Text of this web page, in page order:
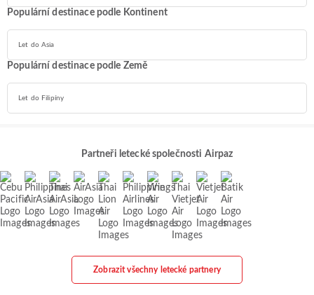
Populární destinace podle Kontinent
Let do Asia
Populární destinace podle Země
Let do Filipíny
Partneři letecké společnosti Airpaz
Zobrazit všechny letecké partnery